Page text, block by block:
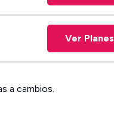
Ver Planes
a cambios.